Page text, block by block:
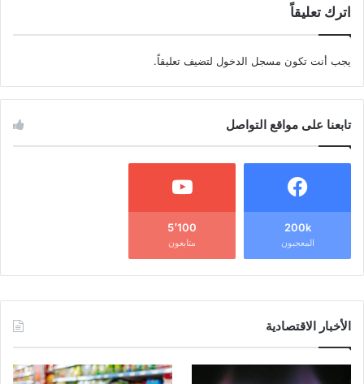
اترك تعليقاً
يجب أنت تكون مسجل الدخول لتضيف تعليقاً.
تابعنا على مواقع التواصل
200k
المعجبون
5٬100
متابعون
الأخبار الاقتصادية